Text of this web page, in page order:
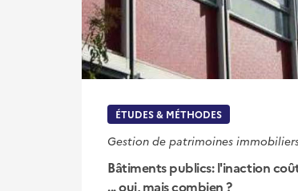
ÉTUDES & MÉTHODES
Gestion de patrimoines
Bâtiments publics: l'inaction
... oui, mais combien ?